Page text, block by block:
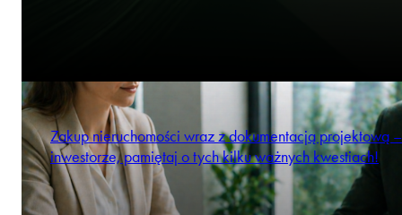
Zakup nieruchomości wraz z dokumentacją projektową –
inwestorze, pamiętaj o tych kilku ważnych kwestiach!